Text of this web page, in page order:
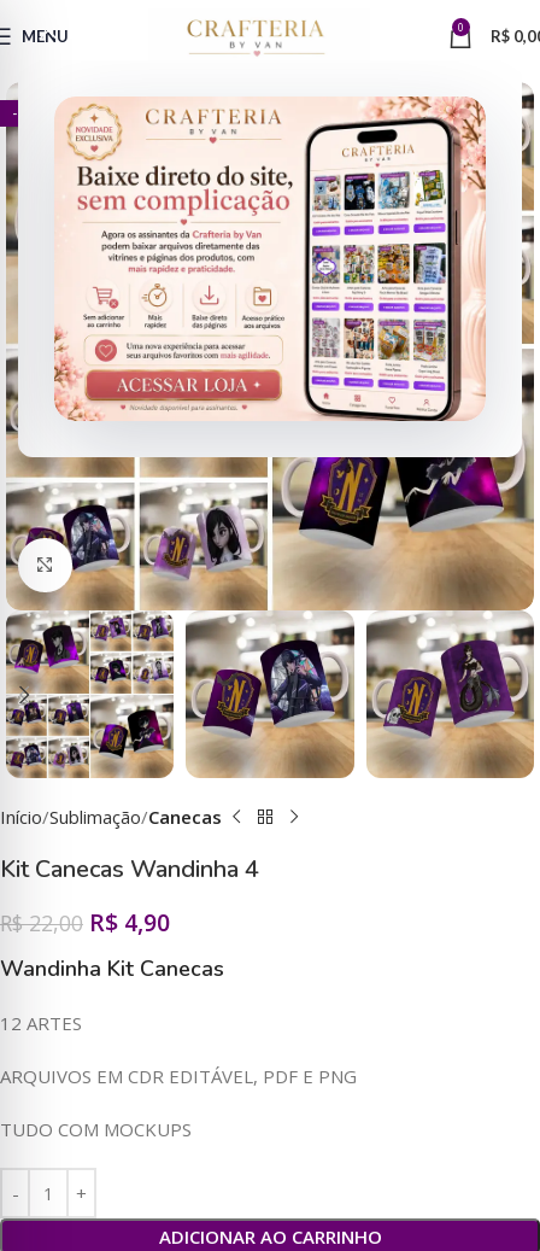
MENU 0 R$
- 78%
Clique para ampliar
Início Sublimação Canecas
Kit Canecas Wandinha 4
R$22,00 R$ 4,90
Wandinha Kit Canecas
12 ARTES
ARQUIVOS EM CDR EDITÁVEL, PDF E PNG
TUDO COM MOCKUPS
ADICIONAR AO CARRINHO